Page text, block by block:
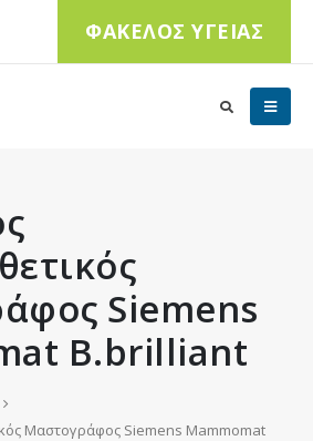
ΦΑΚΕΛΟΣ ΥΓΕΙΑΣ
Siemens
B.brilliant
Μαστογράφος Siemens Mammomat